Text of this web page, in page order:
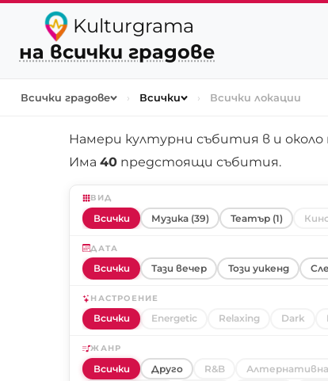
Kulturgrama
на всички градове
Всички градове › Всички › Всички локации
Намери културни събития в и около
Има 40 предстоящи събития.
ВИД
Всички Музика (39) Театър (1)
ДАТА
Всички Тази вечер Този уикенд
НАСТРОЕНИЕ
Всички Energetic Relaxing Dark
ЖАНР
Всички Друго R&B Алтернативна